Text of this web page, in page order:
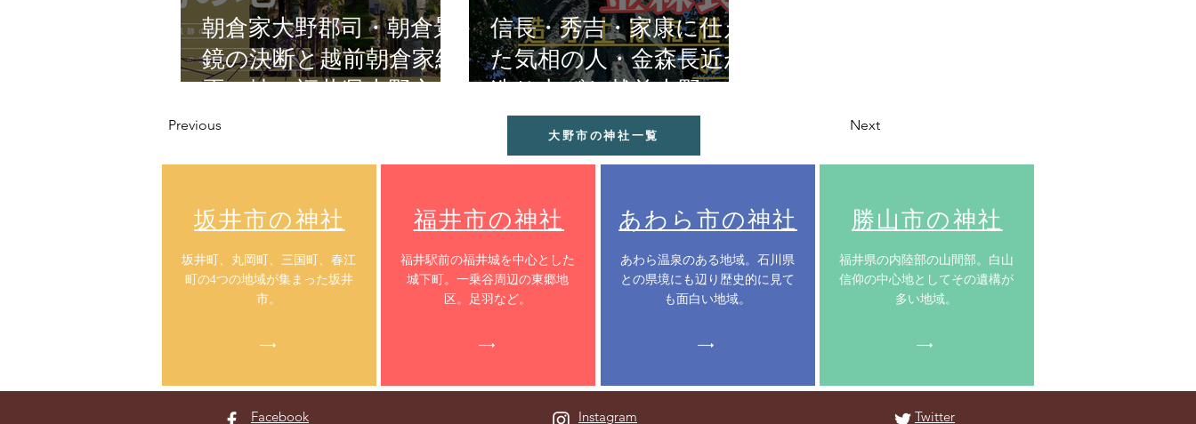
朝倉家大野郡司・朝倉景
鏡の決断と越前朝倉家終
焉の地・福井県大野市
信長・秀吉・家康に仕え
た気相の人・金森長近が
造り上げた越前大野の城
下町
Previous
大野市の神社一覧
Next
​坂井市の神社
​坂井町、丸岡町、三国町、春江
町の4つの地域が集まった坂井
市。
福井市の神社
​福井駅前の福井城を中心とした
城下町。一乗谷周辺の東郷地
区。足羽など。
あわら市の神社
​あわら温泉のある地域。石川県
との県境にも辺り歴史的に見て
も面白い地域。
​勝山市の神社
​福井県の内陸部の山間部。白山
信仰の中心地としてその遺構が
多い地域。
Facebook Instagram Twitter